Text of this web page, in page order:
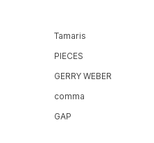
Tamaris
PIECES
GERRY WEBER
comma
GAP